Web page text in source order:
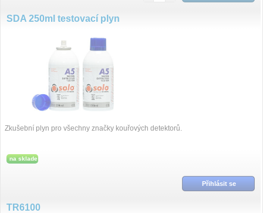
SDA 250ml testovací plyn
Zkušební plyn pro všechny značky kouřových detektorů.
na sklade
Přihlásit se
TR6100